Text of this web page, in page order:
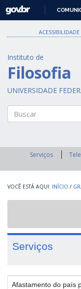
GOVBR
ACESSIBILIDADE
Instituto de
Filosofia
UNIVERSIDADE
Serviços
INÍCIO /
Serviços
Afastamento do país